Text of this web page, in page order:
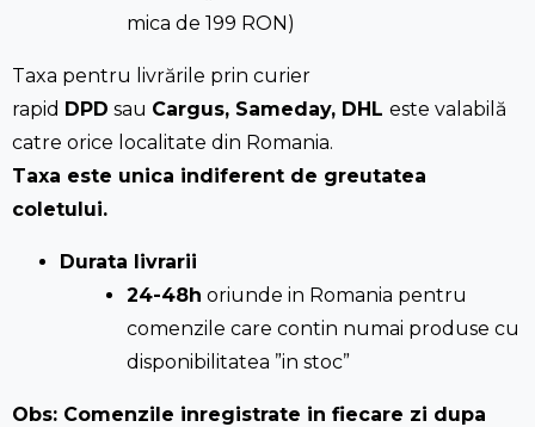
mica de 199 RON)
Taxa pentru livrările prin curier
rapid DPD sau Cargus, Sameday, DHL este valabilă
catre orice localitate din Romania.
Taxa este unica indiferent de greutatea
coletului.
Durata livrarii
24-48h oriunde in Romania pentru
comenzile care contin numai produse cu
disponibilitatea ”in stoc”
Obs: Comenzile inregistrate in fiecare zi dupa